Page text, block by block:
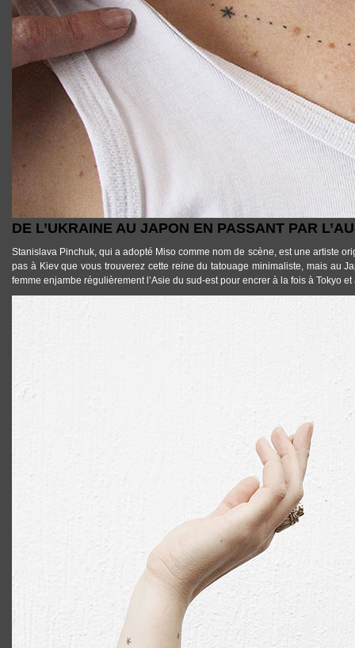
DE L’UKRAINE AU JAPON EN PASSANT PAR
Stanislava Pinchuk, qui a adopté Misocomme nom de scène, est une artiste
pas à Kiev que vous trouverez cette reine dutatouage minimaliste, mais au
femme enjambe régulièrement l’Asie du sud-est pour encrer à la fois à Tokyo
TATTOOS_TATOUAGE_MINIMALISTE_MISO_04.JPG